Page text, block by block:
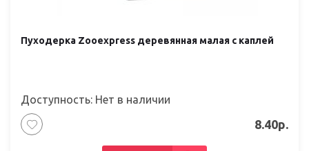
Пуходерка Zooexpress деревянная малая с каплей
Доступность: Нет в наличии
8.40р.